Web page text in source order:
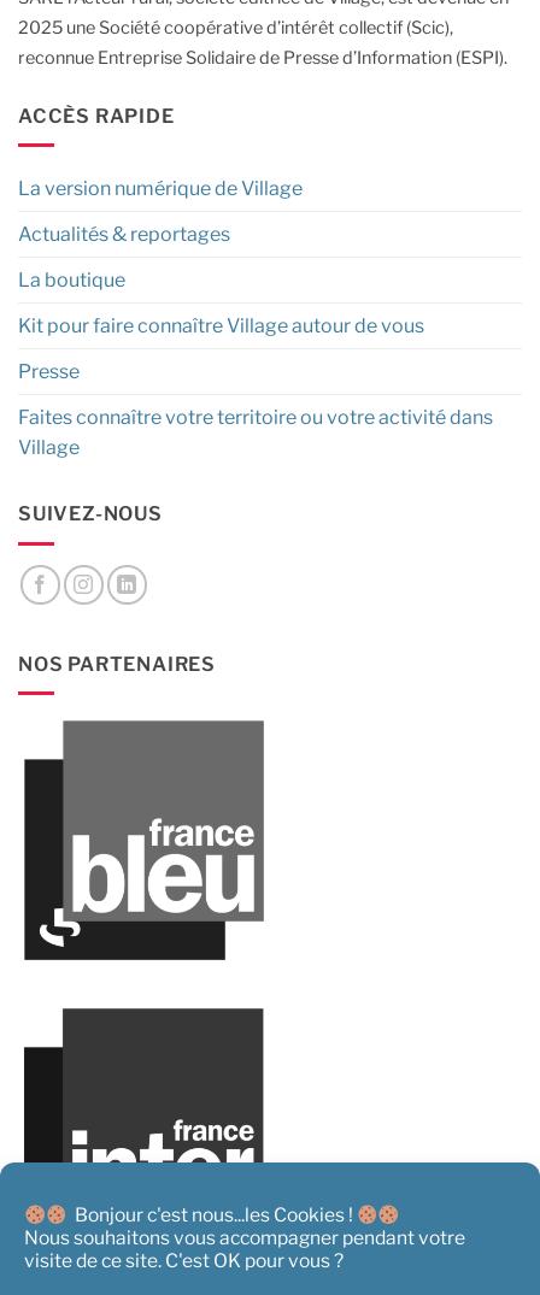
Bonjour c'est nous...les Cookies !
Nous souhaitons vous accompagner pendant votre
visite de ce site. C'est OK pour vous ?
2025 une Société coopérative d’intérêt collectif (Scic),
reconnue Entreprise Solidaire de Presse d’Information (ESPI).
ACCÈS RAPIDE
La version numérique de Village
Actualités & reportages
La boutique
Kit pour faire connaître Village autour de vous
Presse
Faites connaître votre territoire ou votre activité dans
Village
SUIVEZ-NOUS
NOS PARTENAIRES